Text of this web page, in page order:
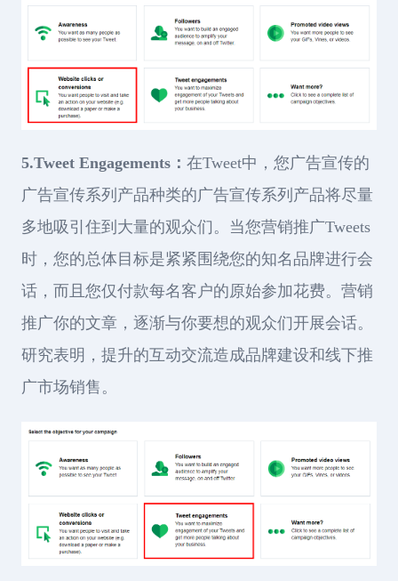
5.Tweet Engagements： 在Tweet中，您广告宣传的
广告宣传系列产品种类的广告宣传系列产品将尽量
多地吸引住到大量的观众们。当您营销推广Tweets
时，您的总体目标是紧紧围绕您的知名品牌进行会
话，而且您仅付款每名客户的原始参加花费。营销
推广你的文章，逐渐与你要想的观众们开展会话。
研究表明，提升的互动交流造成品牌建设和线下推
广市场销售。